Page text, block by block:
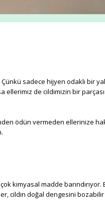
sadece hijyen odaklı bir
de cildimizin bir
ödün vermeden ellerinize
kimyasal madde barındırıyor.
cildin doğal dengesini